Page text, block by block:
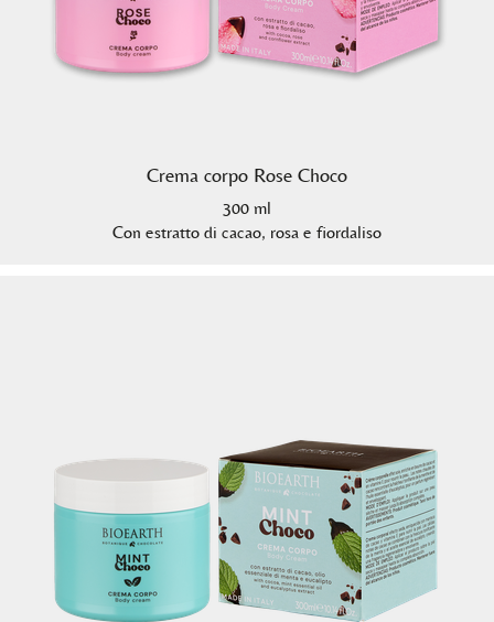
Crema corpo Rose Choco
300 ml
Con estratto di cacao, rosa e fiordaliso